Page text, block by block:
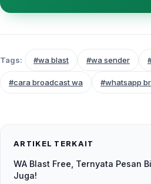
Tags: #wa blast #wa sender
#cara broadcast wa #whatsapp
ARTIKEL TERKAIT
WA Blast Free, Ternyata Pesan
Juga!